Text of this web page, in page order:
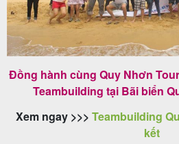
Đồng hành cùng Quy Nhơn
Teambuilding tại Bãi biển
Xem ngay >>> Teambuilding
kết